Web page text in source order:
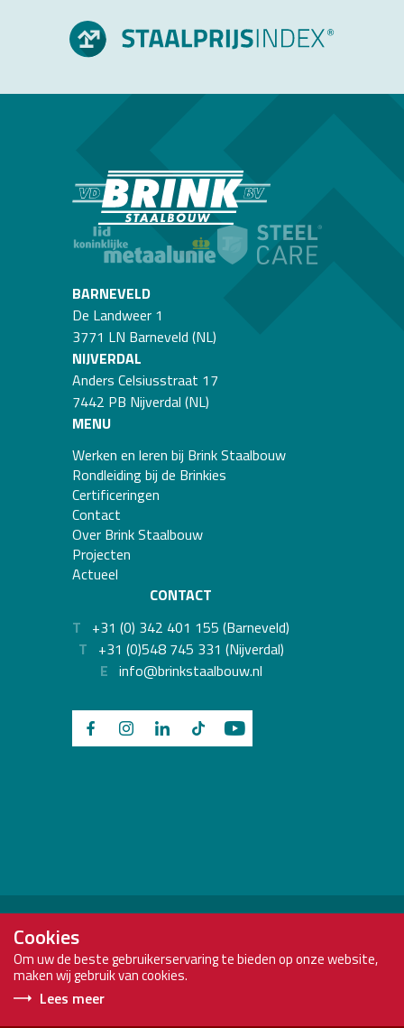
BARNEVELD
De Landweer 1
3771 LN Barneveld (NL)
NIJVERDAL
Anders Celsiusstraat 17
7442 PB Nijverdal (NL)
MENU
Werken en leren bij Brink Staalbouw
Rondleiding bij de Brinkies
Certificeringen
Contact
Over Brink Staalbouw
Projecten
Actueel
CONTACT
T +31 (0) 342 401 155 (Barneveld)
T +31 (0)548 745 331 (Nijverdal)
E info@brinkstaalbouw.nl
Cookies
Om uw de beste gebruikerservaring te bieden op onze website,
maken wij gebruik van cookies.
Lees meer